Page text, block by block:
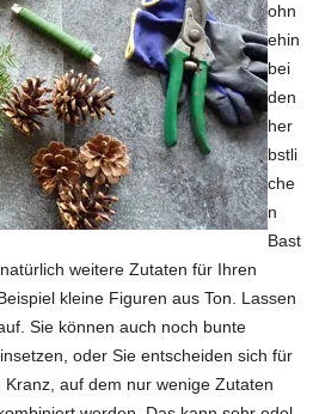
ohn
ehin
bei
den
her
bstli
che
n
Bast
weitere Zutaten für Ihren
kleine Figuren aus Ton. Lassen
Sie können auch noch bunte
oder Sie entscheiden sich für
auf dem nur wenige Zutaten